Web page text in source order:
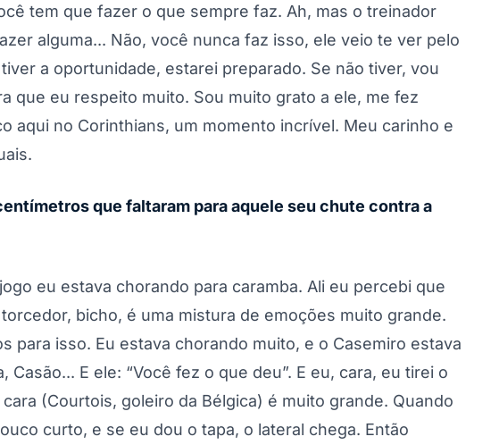
tem que fazer o que sempre faz. Ah, mas o treinador
alguma... Não, você nunca faz isso, ele veio te ver pelo
a oportunidade, estarei preparado. Se não tiver, vou
que eu respeito muito. Sou muito grato a ele, me fez
aqui no Corinthians, um momento incrível. Meu carinho e
que faltaram para aquele seu chute contra a
eu estava chorando para caramba. Ali eu percebi que
bicho, é uma mistura de emoções muito grande.
para isso. Eu estava chorando muito, e o Casemiro estava
Casão... E ele: “Você fez o que deu”. E eu, cara, eu tirei o
(Courtois, goleiro da Bélgica) é muito grande. Quando
curto, e se eu dou o tapa, o lateral chega. Então